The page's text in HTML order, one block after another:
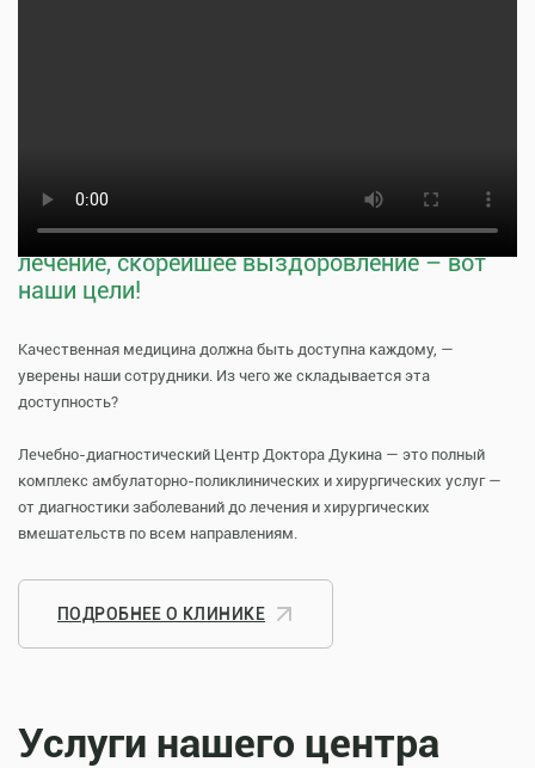
Тщательная профилактика, качественное
лечение, скорейшее выздоровление – вот
наши цели!
Качественная медицина должна быть доступна каждому, —
уверены наши сотрудники. Из чего же складывается эта
доступность?
Лечебно-диагностический Центр Доктора Дукина — это полный
комплекс амбулаторно-поликлинических и хирургических услуг —
от диагностики заболеваний до лечения и хирургических
вмешательств по всем направлениям.
ПОДРОБНЕЕ О КЛИНИКЕ
Услуги нашего центра